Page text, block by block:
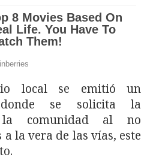
local se emitió un
se solicita la
la comunidad al no
la vera de las vías, este